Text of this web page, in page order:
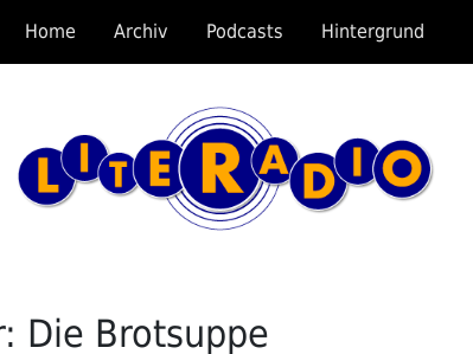
Home Archiv Podcasts Hintergrund
Die Brotsuppe